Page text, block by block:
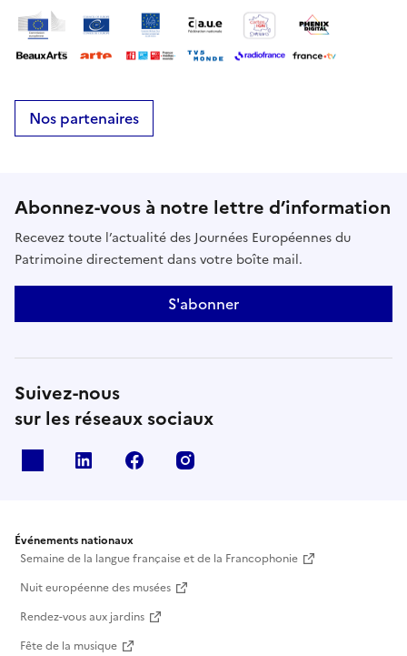
Nos partenaires
Abonnez-vous à notre lettre d’information
Recevez toute l’actualité des Journées Européennes du
Patrimoine directement dans votre boîte mail.
S'abonner
Suivez-nous
sur les réseaux sociaux
Linkedin Facebook
Événements nationaux
Semaine de la langue française et de la Francophonie
Nuit européenne des musées
Rendez-vous aux jardins
Fête de la musique